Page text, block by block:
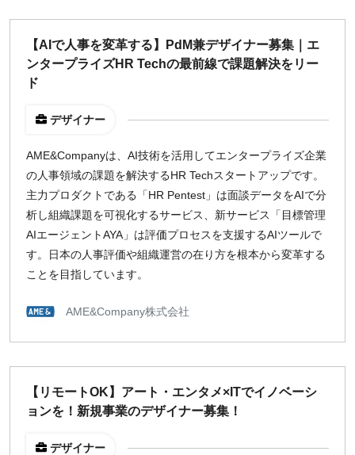
【AIで人事を変革する】PdM兼デザイナー募集｜エ
ンタープライズHR Techの最前線で課題解決をリー
ド
デザイナー
AME&Companyは、AI技術を活用してエンタープライズ企業
の人事領域の課題を解決するHR Techスタートアップです。
主力プロダクトである「HR Pentest」は面談データをAIで分
析し組織課題を可視化するサービス、新サービス「目標管理
AIエージェントAYA」は評価プロセスを支援するAIツールで
す。日本の人事評価や組織運営の在り方を根本から変革する
ことを目指しています。
AME&Company株式会社
【リモートOK】アート・エンタメ×ITでイノベーシ
ョンを！新規事業のデザイナー募集！
デザイナー